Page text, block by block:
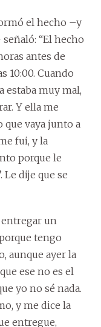
el hecho –y
“El hecho
antes de
10:00. Cuando
estaba muy mal,
Y ella me
que vaya junto a
fui, y la
porque le
Le dije que se
un
tengo
aunque ayer la
ese no es el
yo no sé nada.
y me dice la
entregue,